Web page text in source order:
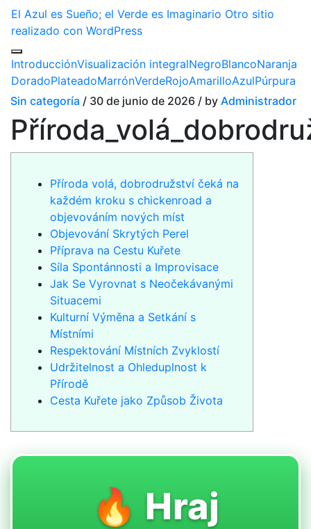
El Azul es Sueño; el Verde es Imaginario Otro sitio
realizado con WordPress
IntroducciónVisualización integralNegroBlancoNaranja
DoradoPlateadoMarrónVerdeRojoAmarilloAzulPúrpura
Sin categoría / 30 de junio de 2026 / by Administrador
Příroda volá, dobrodružství čeká na
každém kroku s chickenroad a
objevováním nových míst
Objevování Skrytých Perel
Příprava na Cestu Kuřete
Síla Spontánnosti a Improvisace
Jak Se Vyrovnat s Neočekávanými
Situacemi
Kulturní Výměna a Setkání s
Místními
Respektování Místních Zvyklostí
Udržitelnost a Ohleduplnost k
Přírodě
Cesta Kuřete jako Způsob Života
🔥 Hraj